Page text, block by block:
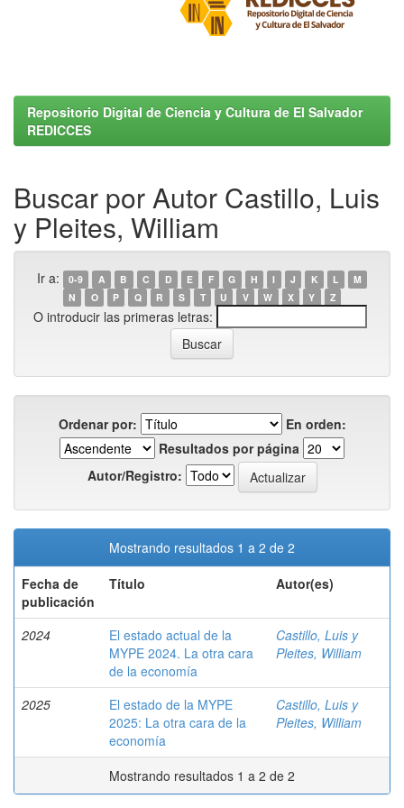
Repositorio Digital de Ciencia y Cultura de El Salvador
REDICCES
Buscar por Autor Castillo, Luis
y Pleites, William
Ir a: 0-9 A B C D E F G H I J K L
M
N
O P Q R S T U V W X Y Z
O introducir las primeras letras:
Ordenar por:
En orden:
Resultados por página
Autor/Registro:
Mostrando resultados 1 a 2 de 2
Fecha de
publicación
Título Autor(es)
2024
El estado actual de la
MYPE 2024. La otra cara
de la economía
Castillo, Luis y
Pleites, William
2025
El estado de la MYPE
2025: La otra cara de la
economía
Castillo, Luis y
Pleites, William
Mostrando resultados 1 a 2 de 2